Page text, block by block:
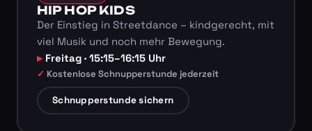
HIP HOP KIDS
Der Einstieg in Streetdance – kindgerecht, mit
viel Musik und noch mehr Bewegung.
Freitag · 15:15–16:15 Uhr
Kostenlose Schnupperstunde jederzeit
Schnupperstunde sichern